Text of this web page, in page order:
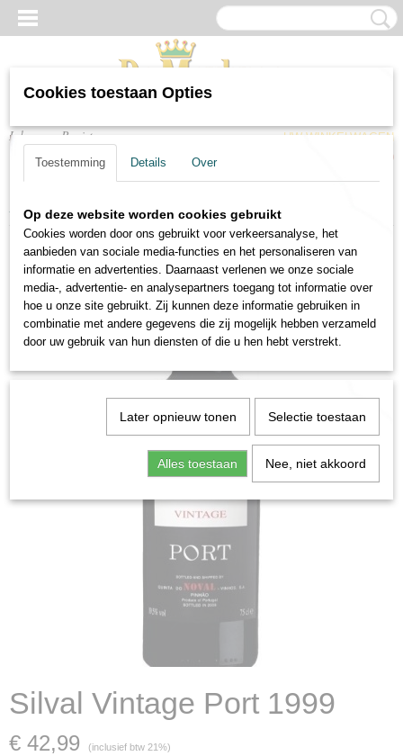
Inloggen Registreren
UW WINKELWAGEN
(0)
Home > > Port & versterkt Silval Vintage Port 1999
Silval Vintage Port 1999
€ 42,99 (inclusief btw 21%)
Cookies toestaan Opties
Toestemming Details Over
Op deze website worden cookies gebruikt
Cookies worden door ons gebruikt voor verkeersanalyse, het
aanbieden van sociale media-functies en het personaliseren van
informatie en advertenties. Daarnaast verlenen we onze sociale
media-, advertentie- en analysepartners toegang tot informatie over
hoe u onze site gebruikt. Zij kunnen deze informatie gebruiken in
combinatie met andere gegevens die zij mogelijk hebben verzameld
door uw gebruik van hun diensten of die u hen hebt verstrekt.
Later opnieuw tonen Selectie toestaan
Alles toestaan Nee, niet akkoord